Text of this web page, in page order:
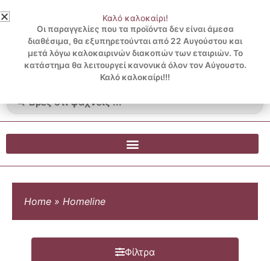
στο
περιεχόμενο
3 ΔΟΣΕΙΣ ΧΩΡΙΣ ΠΙΣΤΩΤΙΚΗ ΜΕ KLARNA
...
Λογαριασμός
Blog
0.00€
0
Cart
Home » Homeline
Φίλτρα
Καλό καλοκαίρι!
Οι παραγγελίες που τα προϊόντα δεν είναι άμεσα
διαθέσιμα, θα εξυπηρετούνται από 22 Αυγούστου και
μετά λόγω καλοκαιρινών διακοπών των εταιριών. Το
κατάστημα θα λειτουργεί κανονικά όλον τον Αύγουστο.
Καλό καλοκαίρι!!!